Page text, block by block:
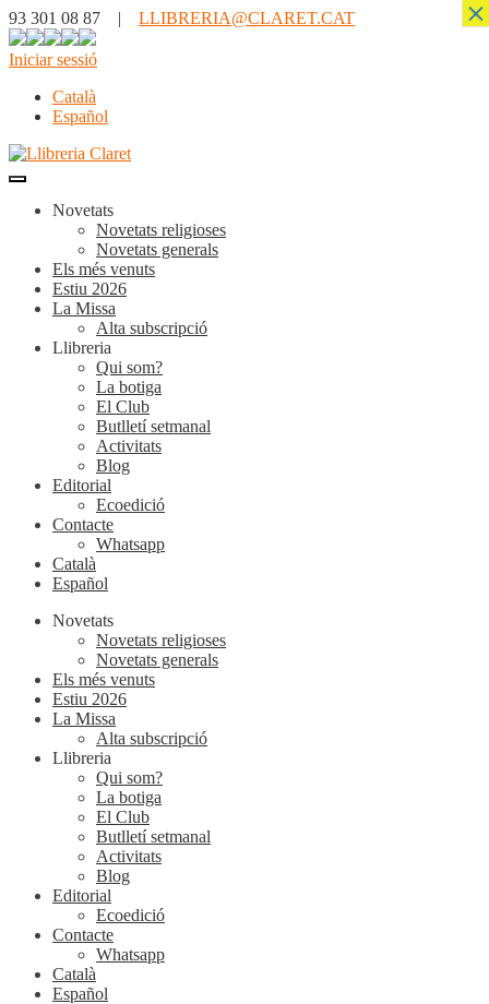
93 301 08 87 | LLIBRERIA@CLARET.CAT
Iniciar sessió
Català
Español
Novetats
Novetats religioses
Novetats generals
Els més venuts
Estiu 2026
La Missa
Alta subscripció
Llibreria
Qui som?
La botiga
El Club
Butlletí setmanal
Activitats
Blog
Editorial
Ecoedició
Contacte
Whatsapp
Català
Español
Novetats
Novetats religioses
Novetats generals
Els més venuts
Estiu 2026
La Missa
Alta subscripció
Llibreria
Qui som?
La botiga
El Club
Butlletí setmanal
Activitats
Blog
Editorial
Ecoedició
Contacte
Whatsapp
Català
Español
×